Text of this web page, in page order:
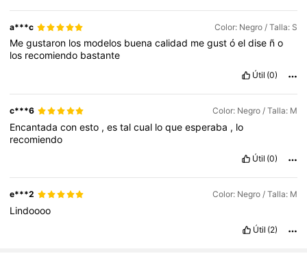
a***c Color: Negro / Talla: S
Megustaron los modelos buenacalidad megustóeldise ño
los recomiendo bastante
Útil (0)
c***6 Color: Negro / Talla: M
Encantadaconesto ,estalcual loqueesperaba , lo
recomiendo
Útil (0)
e***2 Color: Negro / Talla: M
Lindoooo
Útil (2)